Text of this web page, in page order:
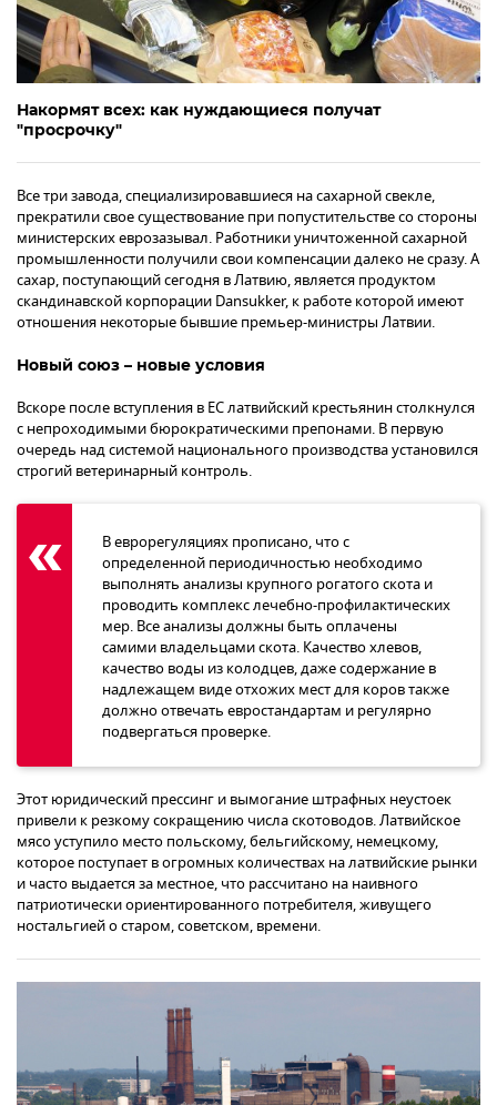
Накормят всех: как нуждающиеся получат
"просрочку"
Все три завода, специализировавшиеся на сахарной свекле,
прекратили свое существование при попустительстве со стороны
министерских еврозазывал. Работники уничтоженной сахарной
промышленности получили свои компенсации далеко не сразу. А
сахар, поступающий сегодня в Латвию, является продуктом
скандинавской корпорации Dansukker, к работе которой имеют
отношения некоторые бывшие премьер-министры Латвии.
Новый союз – новые условия
Вскоре после вступления в ЕС латвийский крестьянин столкнулся
с непроходимыми бюрократическими препонами. В первую
очередь над системой национального производства установился
строгий ветеринарный контроль.
В еврорегуляциях прописано, что с
определенной периодичностью необходимо
выполнять анализы крупного рогатого скота и
проводить комплекс лечебно-профилактических
мер. Все анализы должны быть оплачены
самими владельцами скота. Качество хлевов,
качество воды из колодцев, даже содержание в
надлежащем виде отхожих мест для коров также
должно отвечать евростандартам и регулярно
подвергаться проверке.
Этот юридический прессинг и вымогание штрафных неустоек
привели к резкому сокращению числа скотоводов. Латвийское
мясо уступило место польскому, бельгийскому, немецкому,
которое поступает в огромных количествах на латвийские рынки
и часто выдается за местное, что рассчитано на наивного
патриотически ориентированного потребителя, живущего
ностальгией о старом, советском, времени.